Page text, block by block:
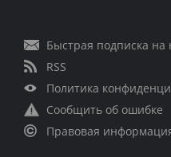
Быстрая подписка на
RSS
Политика
Сообщить об ошибке
Правовая